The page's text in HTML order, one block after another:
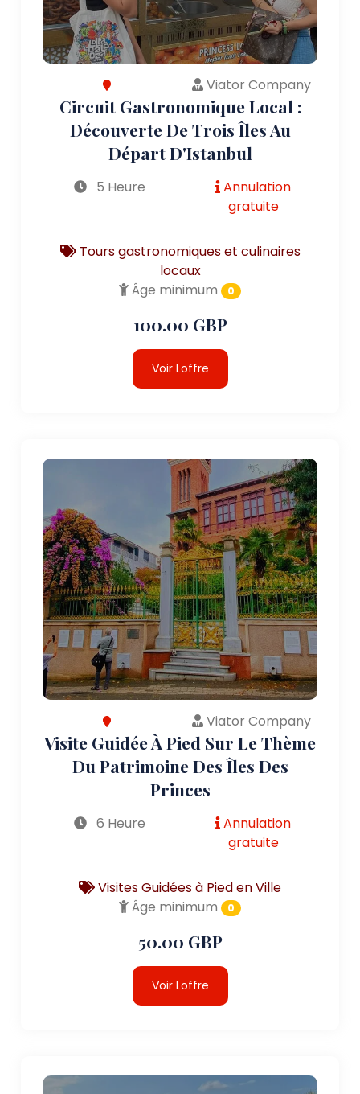
Viator Company
Circuit Gastronomique Local :
Découverte De Trois Îles Au
Départ D'Istanbul
5 Heure
Annulation
gratuite
Tours gastronomiques et culinaires
locaux
Âge minimum
0
100.00 GBP
Voir Loffre
Viator Company
Visite Guidée À Pied Sur Le Thème
Du Patrimoine Des Îles Des
Princes
6 Heure
Annulation
gratuite
Visites Guidées à Pied en Ville
Âge minimum
0
50.00 GBP
Voir Loffre